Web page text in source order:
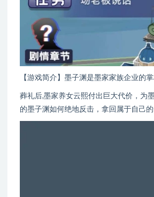
【游戏简介】墨子渊是墨家家族企业的
葬礼后,墨家养女云熙付出巨大代价，为
的墨子渊如何绝地反击，拿回属于自己的